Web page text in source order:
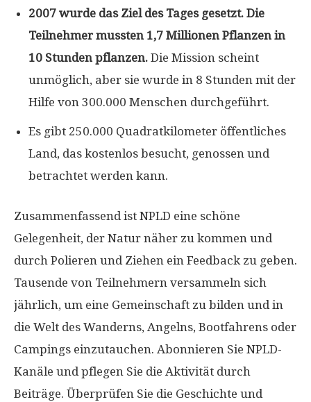
2007 wurde das Ziel des Tages gesetzt. Die
Teilnehmer mussten 1,7 Millionen Pflanzen in
10 Stunden pflanzen. Die Mission scheint
unmöglich, aber sie wurde in 8 Stunden mit der
Hilfe von 300.000 Menschen durchgeführt.
Es gibt 250.000 Quadratkilometer öffentliches
Land, das kostenlos besucht, genossen und
betrachtet werden kann.
Zusammenfassend ist NPLD eine schöne
Gelegenheit, der Natur näher zu kommen und
durch Polieren und Ziehen ein Feedback zu geben.
Tausende von Teilnehmern versammeln sich
jährlich, um eine Gemeinschaft zu bilden und in
die Welt des Wanderns, Angelns, Bootfahrens oder
Campings einzutauchen. Abonnieren Sie NPLD-
Kanäle und pflegen Sie die Aktivität durch
Beiträge. Überprüfen Sie die Geschichte und